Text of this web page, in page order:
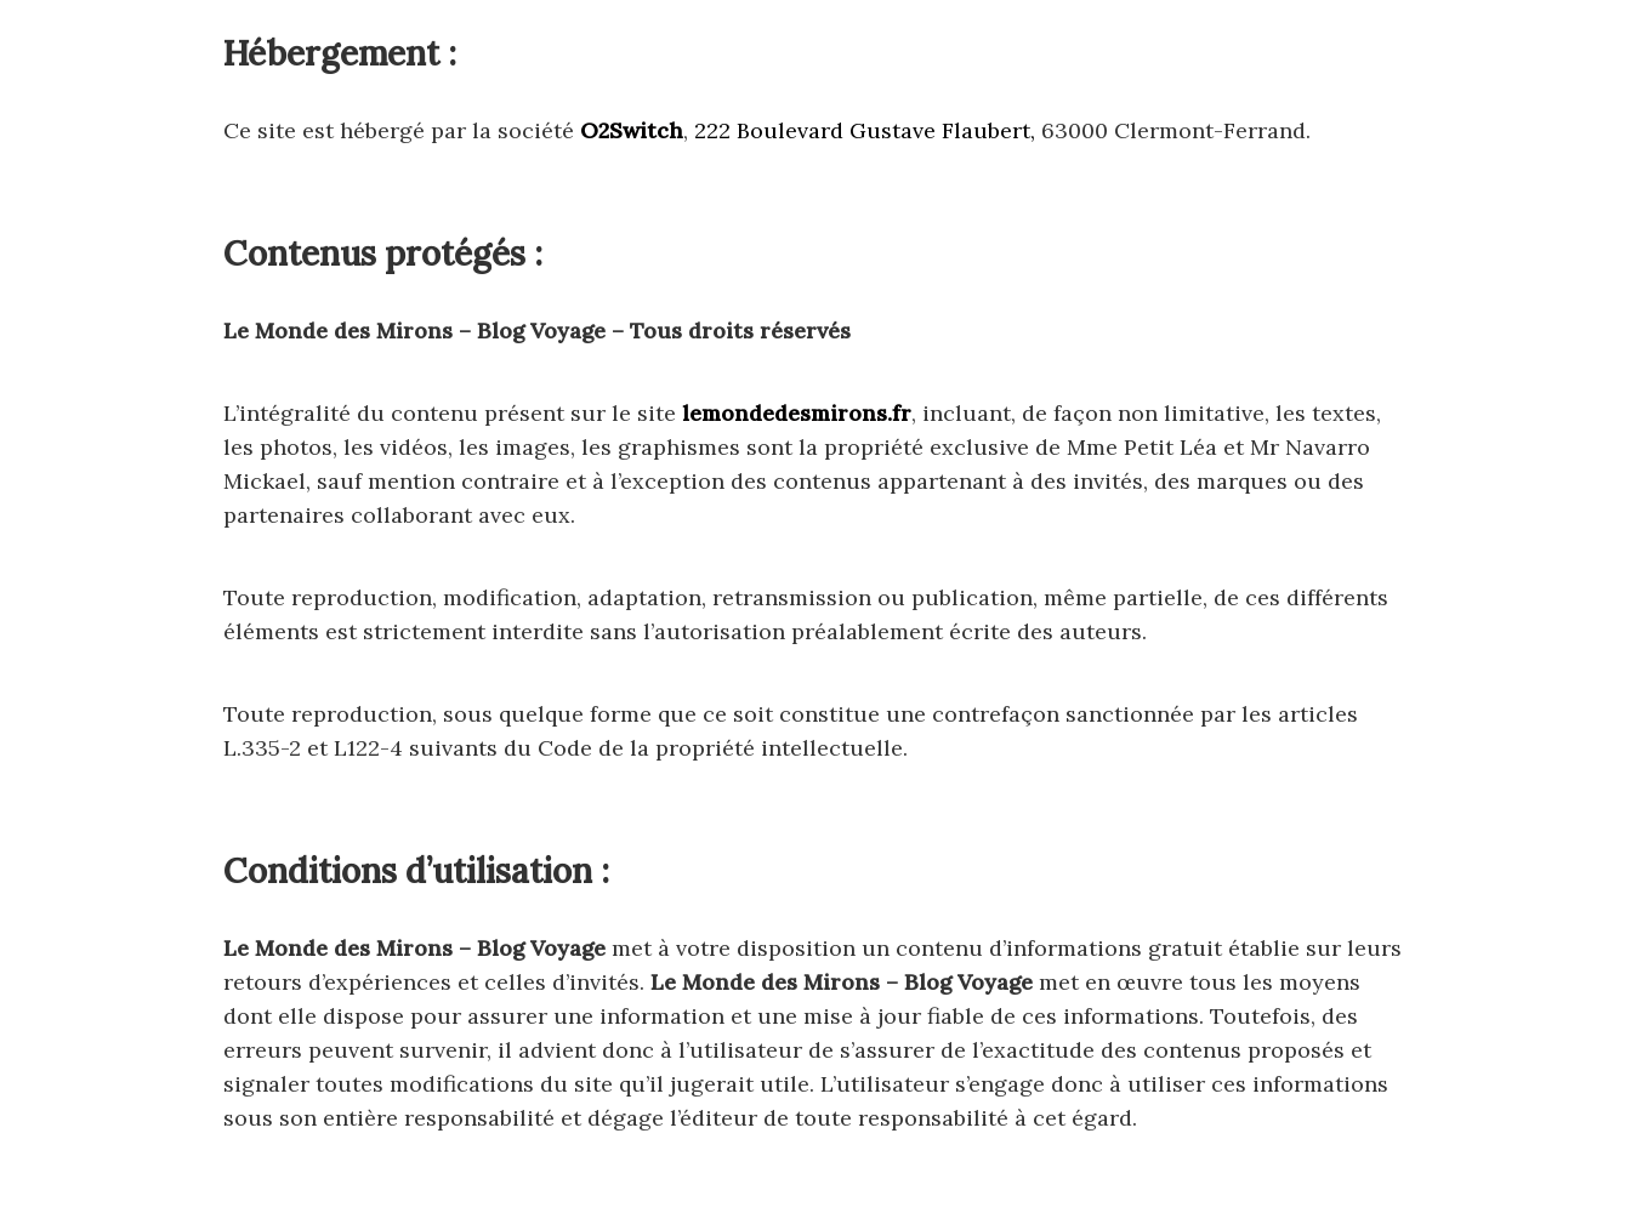
Hébergement :
Ce site est hébergé par la société O2Switch, 222 Boulevard Gustave Flaubert, 63000 Clermont-Ferrand.
Contenus protégés :
Le Monde des Mirons – Blog Voyage – Tous droits réservés
L’intégralité du contenu présent sur le site lemondedesmirons.fr, incluant, de façon non limitative, les textes,
les photos, les vidéos, les images, les graphismes sont la propriété exclusive de Mme Petit Léa et Mr Navarro
Mickael, sauf mention contraire et à l’exception des contenus appartenant à des invités, des marques ou des
partenaires collaborant avec eux.
Toute reproduction, modification, adaptation, retransmission ou publication, même partielle, de ces différents
éléments est strictement interdite sans l’autorisation préalablement écrite des auteurs.
Toute reproduction, sous quelque forme que ce soit constitue une contrefaçon sanctionnée par les articles
L.335-2 et L122-4 suivants du Code de la propriété intellectuelle.
Conditions d’utilisation :
Le Monde des Mirons – Blog Voyage met à votre disposition un contenu d’informations gratuit établie sur leurs
retours d’expériences et celles d’invités. Le Monde des Mirons – Blog Voyage met en œuvre tous les moyens
dont elle dispose pour assurer une information et une mise à jour fiable de ces informations. Toutefois, des
erreurs peuvent survenir, il advient donc à l’utilisateur de s’assurer de l’exactitude des contenus proposés et
signaler toutes modifications du site qu’il jugerait utile. L’utilisateur s’engage donc à utiliser ces informations
sous son entière responsabilité et dégage l’éditeur de toute responsabilité à cet égard.